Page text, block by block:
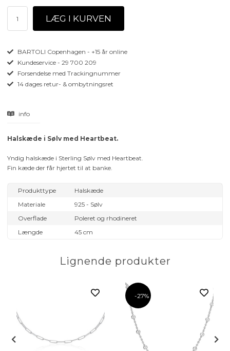
BARTOLI Copenhagen - +15 år online
Kundeservice - 29 700 209
Forsendelse med Trackingnummer
14 dages retur- & ombytningsret
info
Halskæde i Sølv med Heartbeat.
Yndig halskæde i Sterling Sølv med Heartbeat.
Fin kæde der får hjertet til at banke.
Produkttype
Halskæde
Materiale
925 - Sølv
Overflade
Poleret og rhodineret
Længde
45 cm
Lignende produkter
-27%